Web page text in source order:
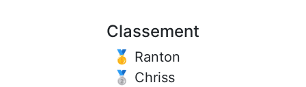
Classement
🥇 Ranton
🥈 Chriss